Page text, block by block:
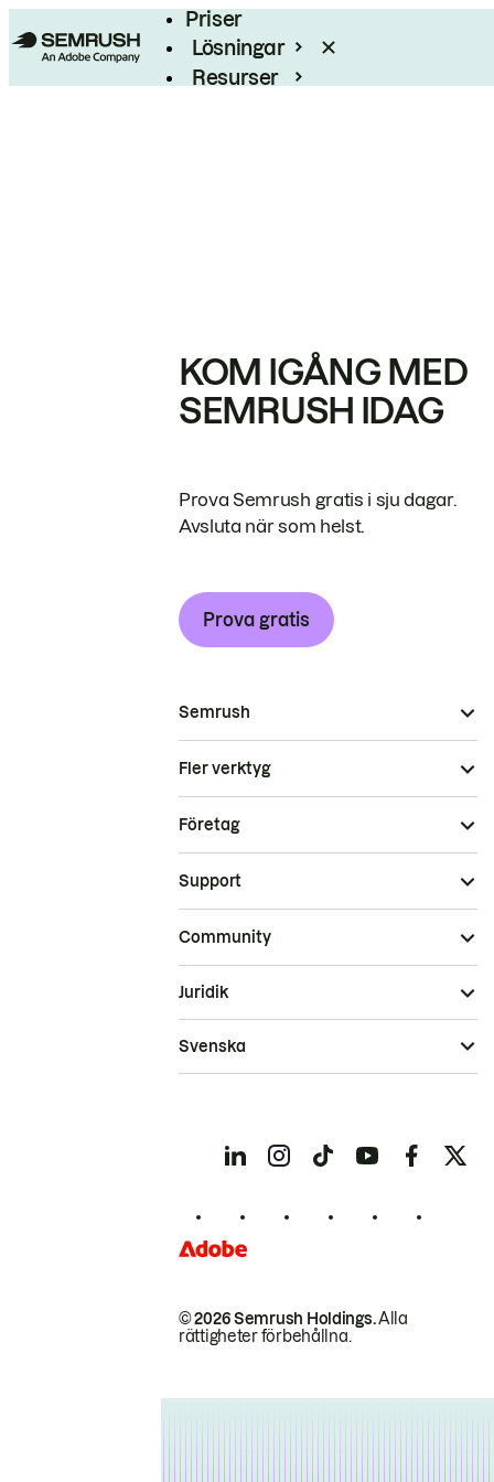
Priser
Lösningar
Resurser
KOM IGÅNG MED
SEMRUSH IDAG
Prova Semrush gratis i sju dagar.
Avsluta när som helst.
Prova gratis
Semrush
Fler verktyg
Företag
Support
Community
© 2026 Semrush Holdings.Alla
rättigheter förbehållna.
Juridik
Svenska